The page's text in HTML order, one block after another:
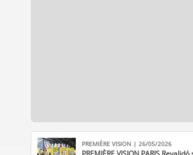
PREMIÈRE VISION | 26/05/2026